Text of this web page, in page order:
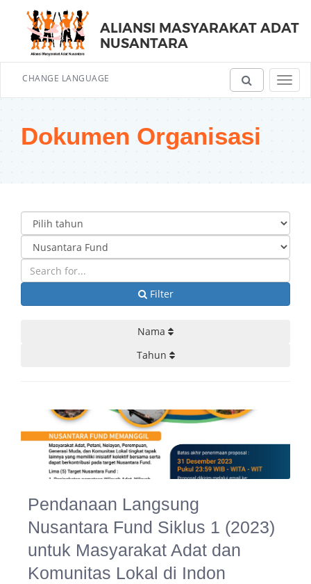
ALIANSI MASYARAKAT ADAT
NUSANTARA
CHANGE LANGUAGE
Dokumen Organisasi
Filter
Nama
Tahun
Pendanaan Langsung
Nusantara Fund Siklus 1 (2023)
untuk Masyarakat Adat dan
Komunitas Lokal di Indon